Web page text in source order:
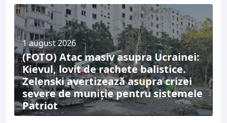
1 august 2026
(FOTO) Atac masiv asupra Ucrainei:
Kievul, lovit de rachete balistice.
Zelenski avertizează asupra crizei
severe de muniție pentru sistemele
Patriot